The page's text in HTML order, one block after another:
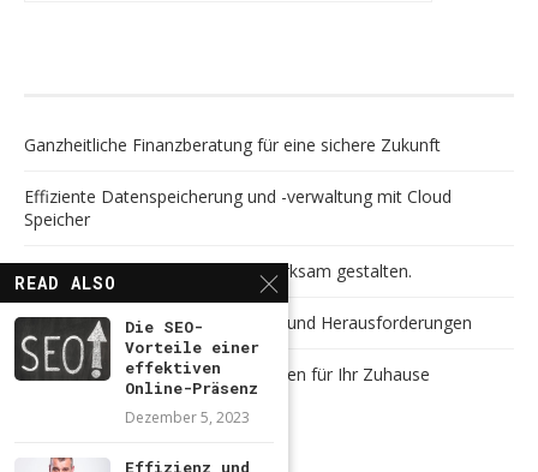
Ganzheitliche Finanzberatung für eine sichere Zukunft
Effiziente Datenspeicherung und -verwaltung mit Cloud
Speicher
Jürgen Weimann – Klar führen. Wirksam gestalten.
Digitalisierung meistern: Chancen und Herausforderungen
Vielseitige Gestaltungsmöglichkeiten für Ihr Zuhause
NEUESTE KOMMENTARE
READ ALSO
Die SEO-
Vorteile einer
effektiven
Online-Präsenz
Dezember 5, 2023
Effizienz und